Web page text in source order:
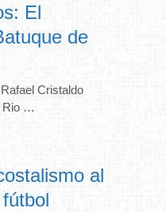
El
de
Cristaldo
Rio …
al
fútbol